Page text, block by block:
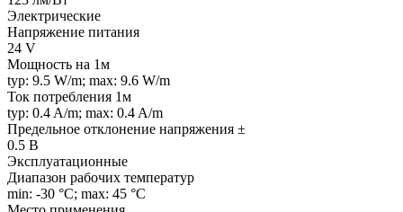
Электрические
Напряжение питания
24 V
Мощность на 1м
typ: 9.5 W/m; max: 9.6 W/m
Ток потребления 1м
typ: 0.4 A/m; max: 0.4 A/m
Предельное отклонение напряжения ±
0.5 В
Эксплуатационные
Диапазон рабочих температур
min: -30 °C; max: 45 °C